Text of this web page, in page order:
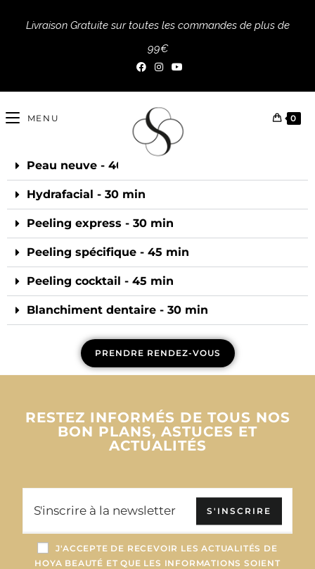
Livraison Gratuite sur toutes les commandes de plus de
99€
MENU 0
Peau neuve - 40 min​
Hydrafacial - 30 min​
Peeling express - 30 min​
Peeling spécifique - 45 min​
Peeling cocktail - 45 min​
Blanchiment dentaire - 30 min​
PRENDRE RENDEZ-VOUS
RESTEZ INFORMÉS DE TOUS NOS
BON PLANS, ASTUCES ET
ACTUALITÉS
S'INSCRIRE
J'ACCEPTE DE RECEVOIR LES ACTUALITÉS DE
HOYA BEAUTÉ ET QUE LES INFORMATIONS SOIENT